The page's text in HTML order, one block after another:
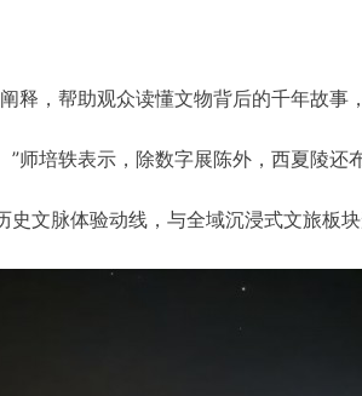
释，帮助观众读懂文物背后的千年故事
师培轶表示，除数字展陈外，西夏陵
文脉体验动线，与全域沉浸式文旅板块